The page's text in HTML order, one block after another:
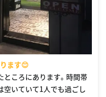
ます😊
ところにあります。時間帯
空いていて1人でも過ごし